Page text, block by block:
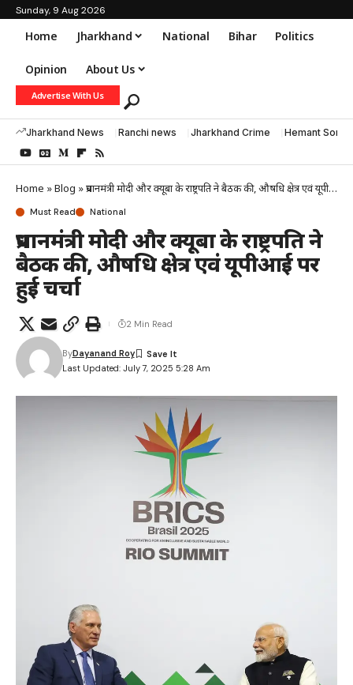
Sunday, 9 Aug 2026
Home Jharkhand National Bihar Politics
Opinion About Us
Advertise With Us
Jharkhand News Ranchi news Jharkhand Crime Hemant Soren
Home »Blog »प्रधानमंत्री मोदी और क्यूबा के राष्ट्रपति ने बैठक की, औषधि क्षेत्र एवं यूपीआई पर हुई चर्चा
Must Read National
प्रधानमंत्री मोदी और क्यूबा के राष्ट्रपति ने
बैठक की, औषधि क्षेत्र एवं यूपीआई पर
हुई चर्चा
Last Updated: July 7, 2025 5:28 Am
ByDayanand Roy
2 Min Read